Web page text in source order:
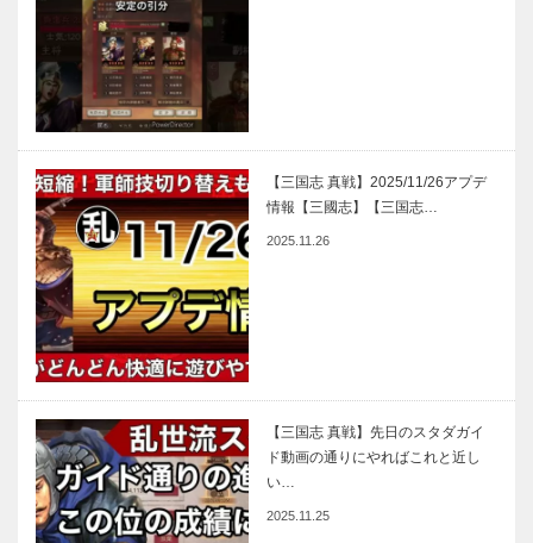
【三国志 真戦】2025/11/26アプデ
情報【三國志】【三国志…
2025.11.26
【三国志 真戦】先日のスタダガイ
ド動画の通りにやればこれと近し
い…
2025.11.25